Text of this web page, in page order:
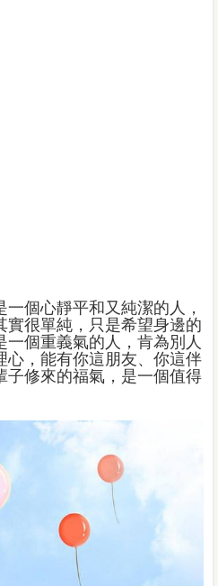
一個心靜平和又純潔的人，
實很單純，只是希望身邊的
一個重義氣的人，肯為別人
心，能有你這朋友、你這伴
子修來的福氣，是一個值得